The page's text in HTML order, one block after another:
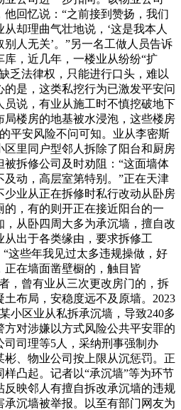
回忆说：“之前接到赞扬，我们
从却理曲气壮地说，‘这是我本人
人无关’。”另一名工做人员告诉
，近几年，一楼业从纷纷“扩
乏法律权，只能进行口头，难以
是，这类私挖行为已激发平安问
说，有业从施工时不慎挖破地下
局楼房的地基被水浸泡，这些楼房
平安风险不问可知。业从李密斯
区里同户型邻人拆除了阳台和厨房
拆修公司及时劝阻：“这面墙体
动，高层室第特别。”正在天津
业从正在拆修时私行改动从卧房
，有的则开正在接近阳台的一
从卧四周大多为承沉墙，擅自改
出于各类缘由，要求拆修工
“这些年我见过太多违规操做，好
正在墙面凿壁橱的，触目皆
，曾有业从三次更改房门的，拆
布局，安稳度远不及原墙。2023
小区业从私拆承沉墙，导致240多
方对涉嫌以方式风险公共平安罪的
司理等5人，采纳刑事强制办
、物业公司按上限从沉惩罚。正
凸起。记者以“承沉墙”等为环节
映邻人有擅自拆改承沉墙的违规
沉墙被举报。以至有部门网友为